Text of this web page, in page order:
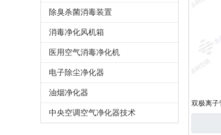
除臭杀菌消毒装置
消毒净化风机箱
医用空气消毒净化机
电子除尘净化器
油烟净化器
中央空调空气净化器技术
双极离子